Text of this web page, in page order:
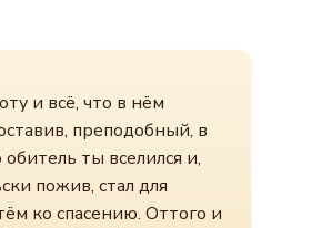
и всё, что в нём
преподобный, в
ты вселился и,
пожив, стал для
ко спасению. Оттого и